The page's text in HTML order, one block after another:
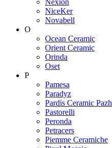
NiceKer
Novabell
O
Ocean Ceramic
Orient Ceramic
Orinda
Oset
P
Pamesa
Paradyz
Pardis Ceramic Pazh
Pastorelli
Peronda
Petracers
Piemme Ceramiche